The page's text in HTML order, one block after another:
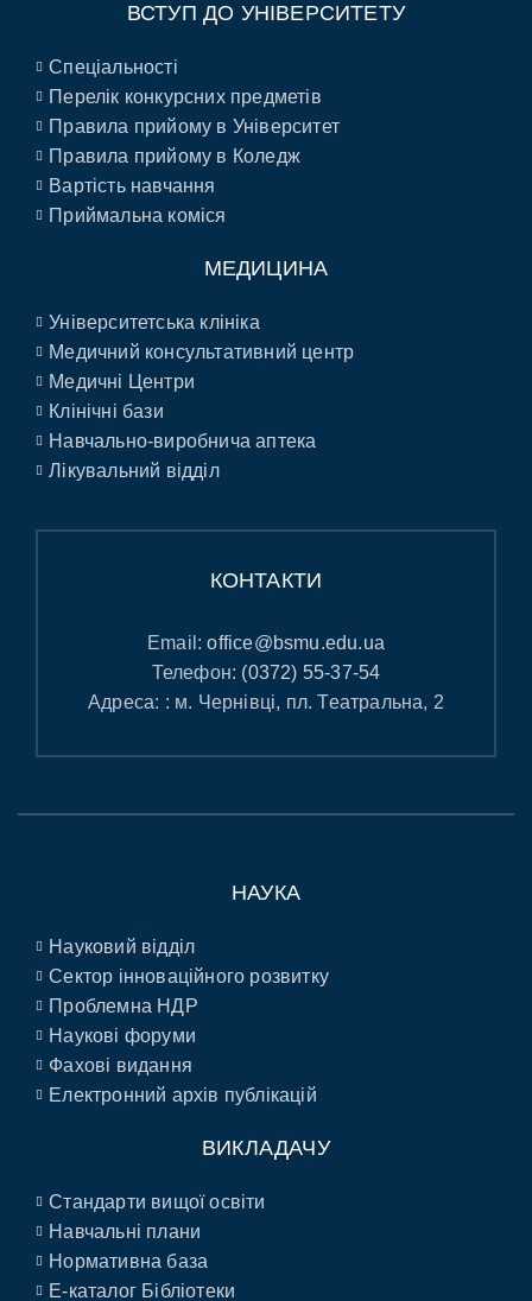
ВСТУП ДО УНІВЕРСИТЕТУ
Спеціальності
Перелік конкурсних предметів
Правила прийому в Університет
Правила прийому в Коледж
Вартість навчання
Приймальна коміся
МЕДИЦИНА
Університетська клініка
Медичний консультативний центр
Медичні Центри
Клінічні бази
Навчально-виробнича аптека
Лікувальний відділ
КОНТАКТИ
Email:office@bsmu.edu.ua
Телефон: (0372) 55-37-54
Адреса: : м. Чернівці, пл. Театральна, 2
НАУКА
Науковий відділ
Сектор інноваційного розвитку
Проблемна НДР
Наукові форуми
Фахові видання
Електронний архів публікацій
ВИКЛАДАЧУ
Стандарти вищої освіти
Навчальні плани
Нормативна база
E-каталог Бібліотеки